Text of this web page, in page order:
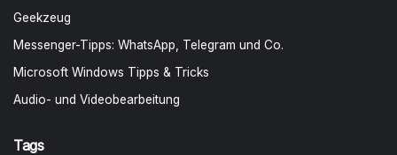
Geekzeug
Messenger-Tipps: WhatsApp, Telegram und Co.
Microsoft Windows Tipps & Tricks
Audio- und Videobearbeitung
Tags